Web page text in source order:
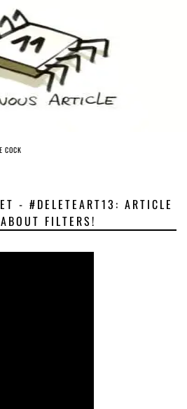
COCK
- #DELETEART13: ARTICLE
FILTERS!